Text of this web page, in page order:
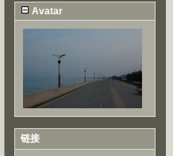
Avatar
链接